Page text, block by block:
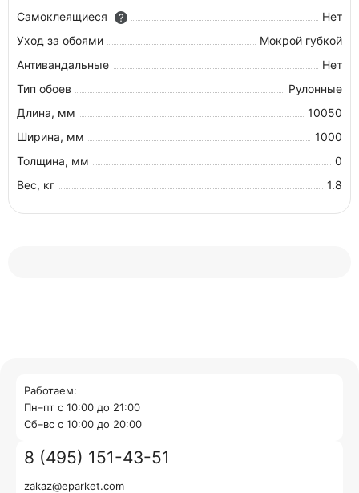
Самоклеящиеся
?
Нет
Уход за обоями
Мокрой губкой
Антивандальные
Нет
Тип обоев
Рулонные
Длина, мм
10050
Ширина, мм
1000
Толщина, мм
0
Вес, кг
1.8
Работаем:
Пн–пт с 10:00 до 21:00
Cб–вс с 10:00 до 20:00
8 (495) 151-43-51
zakaz@eparket.com